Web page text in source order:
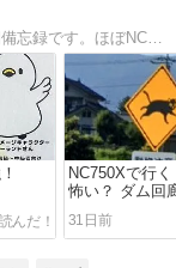
いつかは猫様と暮らしたい猫野下僕の不定期備忘録です。ほぼNC750X(ＲＣ９０)、たまにカブ(ＨＡ０２)ネタです。主に関東をフラフラしています。
NC750Xで行
怖い？ ダム回
31日前